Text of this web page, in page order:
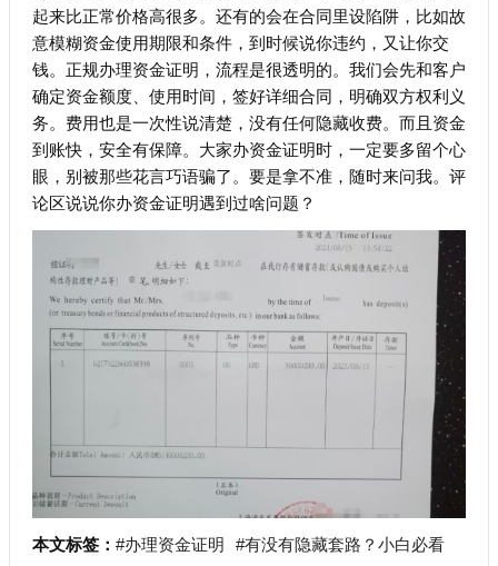
起来比正常价格高很多。还有的会在合同里设陷阱，比如故
意模糊资金使用期限和条件，到时候说你违约，又让你交
钱。正规办理资金证明，流程是很透明的。我们会先和客户
确定资金额度、使用时间，签好详细合同，明确双方权利义
务。费用也是一次性说清楚，没有任何隐藏收费。而且资金
到账快，安全有保障。大家办资金证明时，一定要多留个心
眼，别被那些花言巧语骗了。要是拿不准，随时来问我。评
论区说说你办资金证明遇到过啥问题？
本文标签： #办理资金证明 #有没有隐藏套路？小白必看